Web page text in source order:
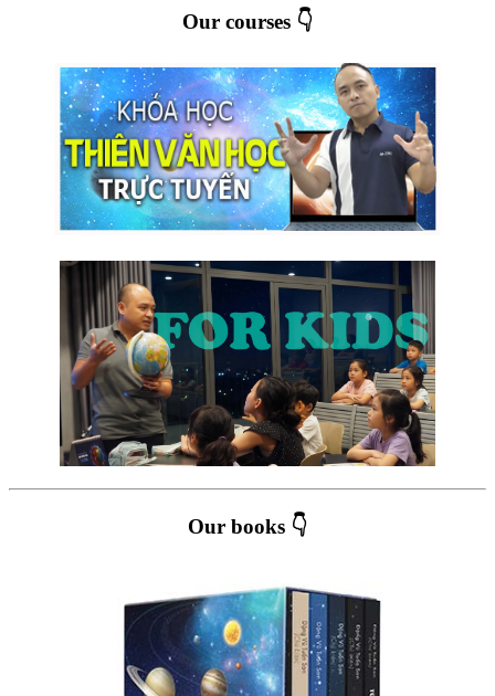
Our courses 👇
Our books 👇